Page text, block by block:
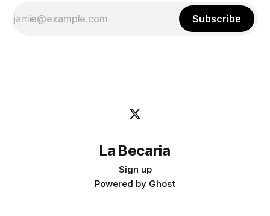
Subscribe
La Becaria
Sign up
Powered by Ghost